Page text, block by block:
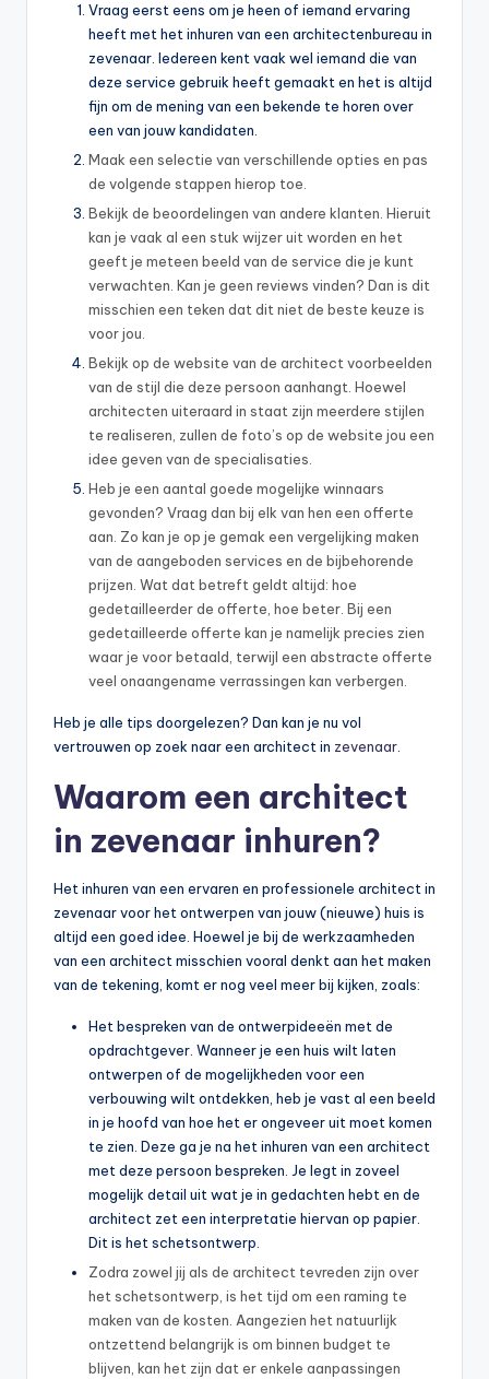
Vraag eerst eens om je heen of iemand ervaring
heeft met het inhuren van een architectenbureau in
zevenaar. Iedereen kent vaak wel iemand die van
deze service gebruik heeft gemaakt en het is altijd
fijn om de mening van een bekende te horen over
een van jouw kandidaten.
Maak een selectie van verschillende opties en pas
de volgende stappen hierop toe.
Bekijk de beoordelingen van andere klanten. Hieruit
kan je vaak al een stuk wijzer uit worden en het
geeft je meteen beeld van de service die je kunt
verwachten. Kan je geen reviews vinden? Dan is dit
misschien een teken dat dit niet de beste keuze is
voor jou.
Bekijk op de website van de architect voorbeelden
van de stijl die deze persoon aanhangt. Hoewel
architecten uiteraard in staat zijn meerdere stijlen
te realiseren, zullen de foto’s op de website jou een
idee geven van de specialisaties.
Heb je een aantal goede mogelijke winnaars
gevonden? Vraag dan bij elk van hen een offerte
aan. Zo kan je op je gemak een vergelijking maken
van de aangeboden services en de bijbehorende
prijzen. Wat dat betreft geldt altijd: hoe
gedetailleerder de offerte, hoe beter. Bij een
gedetailleerde offerte kan je namelijk precies zien
waar je voor betaald, terwijl een abstracte offerte
veel onaangename verrassingen kan verbergen.
Heb je alle tips doorgelezen? Dan kan je nu vol
vertrouwen op zoek naar een architect in zevenaar.
Waarom een architect
in zevenaar inhuren?
Het inhuren van een ervaren en professionele architect in
zevenaar voor het ontwerpen van jouw (nieuwe) huis is
altijd een goed idee. Hoewel je bij de werkzaamheden
van een architect misschien vooral denkt aan het maken
van de tekening, komt er nog veel meer bij kijken, zoals:
Het bespreken van de ontwerpideeën met de
opdrachtgever. Wanneer je een huis wilt laten
ontwerpen of de mogelijkheden voor een
verbouwing wilt ontdekken, heb je vast al een beeld
in je hoofd van hoe het er ongeveer uit moet komen
te zien. Deze ga je na het inhuren van een architect
met deze persoon bespreken. Je legt in zoveel
mogelijk detail uit wat je in gedachten hebt en de
architect zet een interpretatie hiervan op papier.
Dit is het schetsontwerp.
Zodra zowel jij als de architect tevreden zijn over
het schetsontwerp, is het tijd om een raming te
maken van de kosten. Aangezien het natuurlijk
ontzettend belangrijk is om binnen budget te
blijven, kan het zijn dat er enkele aanpassingen